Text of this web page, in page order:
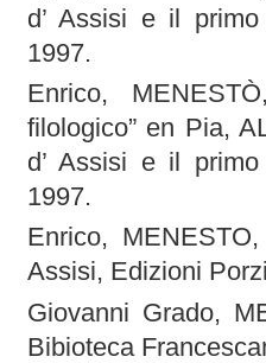
d’ Assisi e il
1997.
Enrico,
filologico” en Pia,
d’ Assisi e il
1997.
Enrico,
Assisi, Edizioni
Giovanni Grado,
Bibioteca